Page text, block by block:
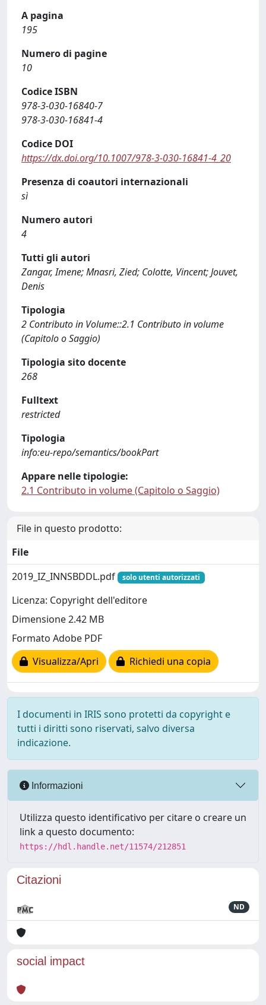
A pagina
195
Numero di pagine
10
Codice ISBN
978-3-030-16840-7
978-3-030-16841-4
Codice DOI
https://dx.doi.org/10.1007/978-3-030-16841-4_20
Presenza di coautori internazionali
sì
Numero autori
4
Tutti gli autori
Zangar, Imene; Mnasri, Zied; Colotte, Vincent; Jouvet,
Denis
Tipologia
2 Contributo in Volume::2.1 Contributo in volume
(Capitolo o Saggio)
Tipologia sito docente
268
Fulltext
restricted
Tipologia
info:eu-repo/semantics/bookPart
Appare nelle tipologie:
2.1 Contributo in volume (Capitolo o Saggio)
File in questo prodotto:
File
2019_IZ_INNSBDDL.pdf
solo utenti autorizzati
Licenza: Copyright dell'editore
Dimensione 2.42 MB
Formato Adobe PDF
Visualizza/Apri
Richiedi una copia
I documenti in IRIS sono protetti da copyright e
tutti i diritti sono riservati, salvo diversa
indicazione.
Informazioni
Utilizza questo identificativo per citare o creare un
link a questo documento:
https://hdl.handle.net/11574/212851
Citazioni
ND
social impact